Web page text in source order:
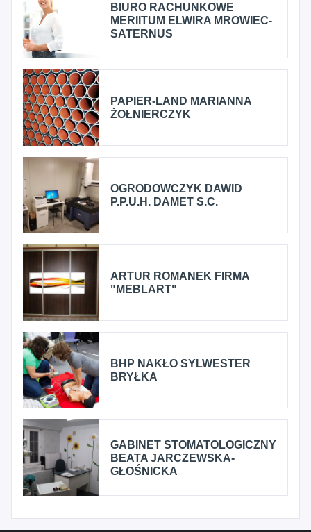
BIURO RACHUNKOWE
MERIITUM ELWIRA MROWIEC-
SATERNUS
PAPIER-LAND MARIANNA
ŻOŁNIERCZYK
OGRODOWCZYK DAWID
P.P.U.H. DAMET S.C.
ARTUR ROMANEK FIRMA
"MEBLART"
BHP NAKŁO SYLWESTER
BRYŁKA
GABINET STOMATOLOGICZNY
BEATA JARCZEWSKA-
GŁOŚNICKA